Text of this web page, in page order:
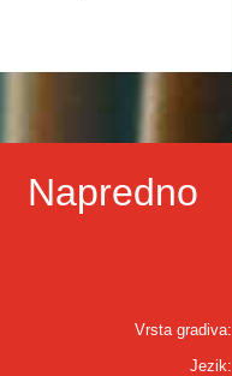
Napredno
Vrsta gradiva:
Jezik: